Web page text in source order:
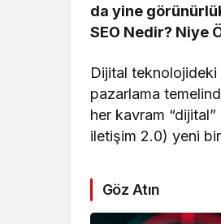
da yine
SEO Nedir? Niye
Dijital teknolojideki
pazarlama
her kavram
iletişim 2.0) yeni bir
Göz Atın